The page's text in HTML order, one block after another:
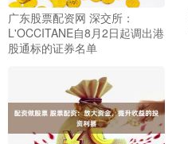
广东股票配资网 深交所：
L'OCCITANE自8月2日起调出港
股通标的证券名单